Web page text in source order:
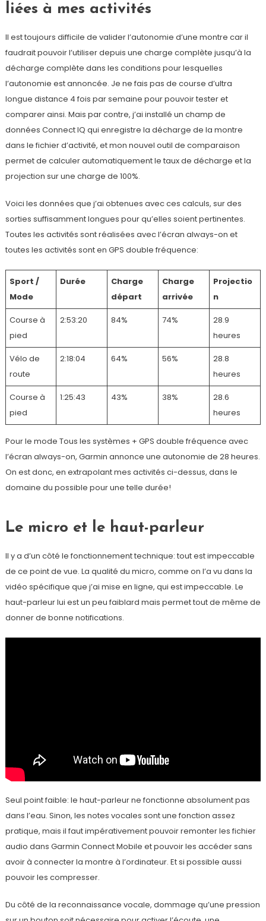
liées à mes activités
Il est toujours difficile de valider l’autonomie d’une montre car il
faudrait pouvoir l’utiliser depuis une charge complète jusqu’à la
décharge complète dans les conditions pour lesquelles
l’autonomie est annoncée. Je ne fais pas de course d’ultra
longue distance 4 fois par semaine pour pouvoir tester et
comparer ainsi. Mais par contre, j’ai installé un champ de
données Connect IQ qui enregistre la décharge de la montre
dans le fichier d’activité, et mon nouvel outil de comparaison
permet de calculer automatiquement le taux de décharge et la
projection sur une charge de 100%.
Voici les données que j’ai obtenues avec ces calculs, sur des
sorties suffisamment longues pour qu’elles soient pertinentes.
Toutes les activités sont réalisées avec l’écran always-on et
toutes les activités sont en GPS double fréquence:
Sport /
Mode
Durée
Charge
départ
Charge
arrivée
Projectio
n
Course à
pied
2:53:20 84% 74%
28.9
heures
Vélo de
route
2:18:04 64% 56%
28.8
heures
Course à
pied
1:25:43 43% 38%
28.6
heures
Pour le mode Tous les systèmes + GPS double fréquence avec
l’écran always-on, Garmin annonce une autonomie de 28 heures.
On est donc, en extrapolant mes activités ci-dessus, dans le
domaine du possible pour une telle durée!
Le micro et le haut-parleur
Il y a d’un côté le fonctionnement technique: tout est impeccable
de ce point de vue. La qualité du micro, comme on l’a vu dans la
vidéo spécifique que j’ai mise en ligne, qui est impeccable. Le
haut-parleur lui est un peu faiblard mais permet tout de même de
donner de bonne notifications.
Seul point faible: le haut-parleur ne fonctionne absolument pas
dans l’eau. Sinon, les notes vocales sont une fonction assez
pratique, mais il faut impérativement pouvoir remonter les fichier
audio dans Garmin Connect Mobile et pouvoir les accéder sans
avoir à connecter la montre à l’ordinateur. Et si possible aussi
pouvoir les compresser.
Du côté de la reconnaissance vocale, dommage qu’une pression